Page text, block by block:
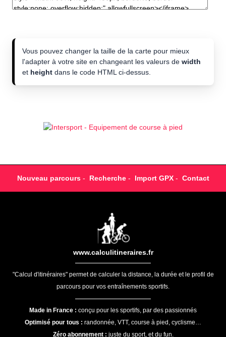
Vous pouvez changer la taille de la carte pour mieux
l'adapter à votre site en changeant les valeurs de width
et height dans le code HTML ci-dessus.
Nouveau parcours- Recherche- Import GPX- Contact
www.calculitineraires.fr
"Calcul d'itinéraires" permet de calculer la distance, la durée et le profil de
parcours pour vos entraînements sportifs.
Made in France : conçu pour les sportifs, par des passionnés
Optimisé pour tous : randonnée, VTT, course à pied, cyclisme…
Zéro abonnement : juste du sport, et du fun.